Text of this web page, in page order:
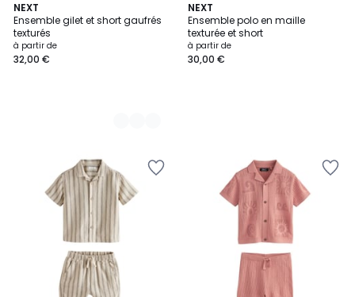
NEXT
Ensemble gilet et short gaufrés
texturés
à partir de
32,00 €
3
Couleurs
NEXT
Ensemble polo en maille
texturée et short
à partir de
30,00 €